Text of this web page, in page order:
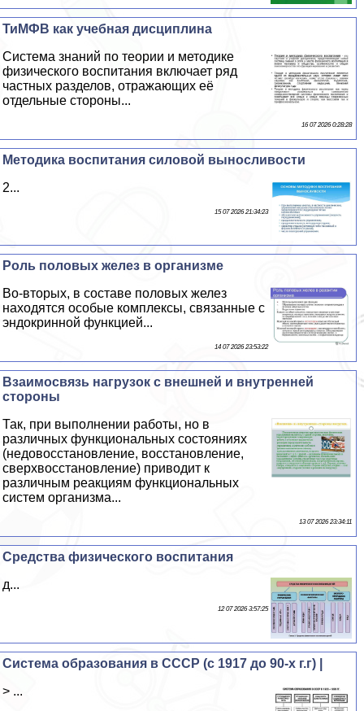
ТиМФВ как учебная дисциплина
Система знаний по теории и методике
физического воспитания включает ряд
частных разделов, отражающих её
отдельные стороны...
16 07 2026 0:28:28
Методика воспитания силовой выносливости
2...
15 07 2026 21:34:23
Роль пoлoвых желез в организме
Во-вторых, в составе пoлoвых желез
находятся особые комплексы, связанные с
эндокринной функцией...
14 07 2026 23:53:22
Взаимосвязь нагрузок с внешней и внутренней
стороны
Так, при выполнении работы, но в
различных функциональных состояниях
(недовосстановление, восстановление,
сверхвосстановление) приводит к
различным реакциям функциональных
систем организма...
13 07 2026 23:34:11
Средства физического воспитания
д...
12 07 2026 3:57:25
Система образования в СССР (с 1917 до 90-х г.г) |
> ...